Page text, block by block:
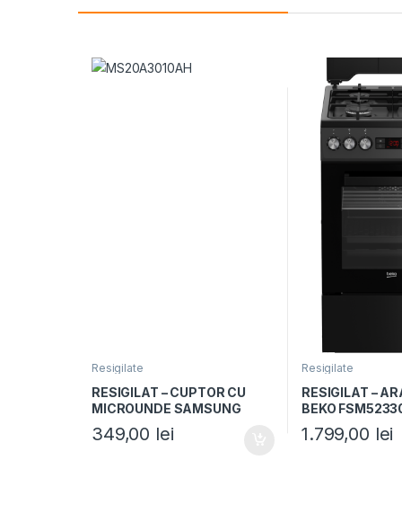
Resigilate
RESIGILAT – CUPTOR CU
MICROUNDE SAMSUNG
MS20A3010AH/OL,
capacitate 20L, putere
349,00 lei
Resigilate
RESIGILAT –
BEKO
cm, 4
Aprindere
1.799,00 lei